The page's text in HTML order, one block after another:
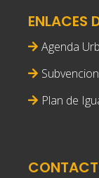
ENLACES
Agenda
Plan de